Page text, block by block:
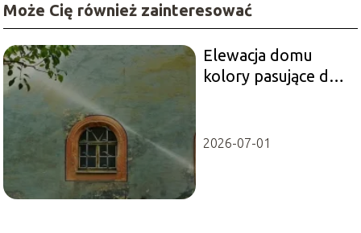
Może Cię również zainteresować
Elewacja domu
kolory pasujące do
2026-07-01